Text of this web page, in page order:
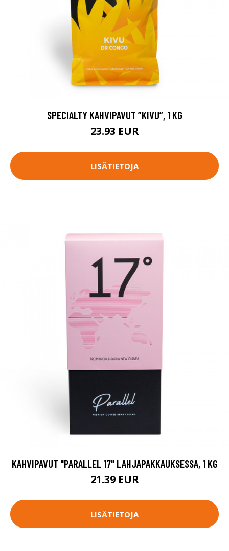
SPECIALTY KAHVIPAVUT ”KIVU”, 1 KG
23.93 EUR
LISÄTIETOJA
KAHVIPAVUT "PARALLEL 17" LAHJAPAKKAUKSESSA, 1 KG
21.39 EUR
LISÄTIETOJA